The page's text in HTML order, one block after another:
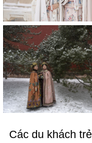
Các du khách